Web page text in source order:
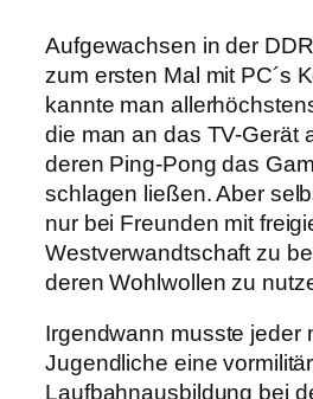
Aufgewachsen in der
zum ersten Mal mit PC´s
kannte man
die man an das TV-Gerät
deren Ping-Pong das
schlagen ließen. Aber
nur bei Freunden mit
Westverwandtschaft zu
deren Wohlwollen zu
Irgendwann musste jeder
Jugendliche eine
Laufbahnausbildung bei